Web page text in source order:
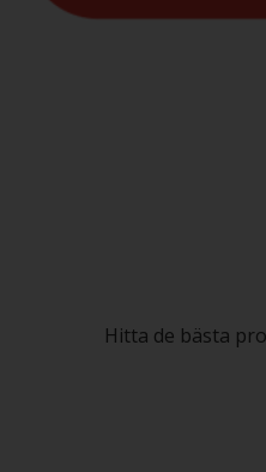
Hitta de bästa